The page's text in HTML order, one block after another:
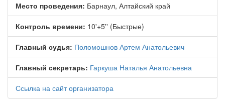
Место проведения: Барнаул, Алтайский край
Контроль времени: 10'+5'' (Быстрые)
Главный судья: Поломошнов Артем Анатольевич
Главный секретарь: Гаркуша Наталья Анатольевна
Ссылка на сайт организатора